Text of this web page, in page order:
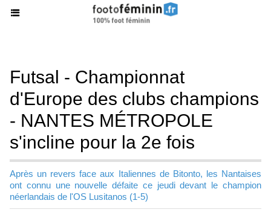
Futsal - Championnat
d'Europe des clubs champions
- NANTES MÉTROPOLE
s'incline pour la 2e fois
Après un revers face aux Italiennes de Bitonto, les Nantaises
ont connu une nouvelle défaite ce jeudi devant le champion
néerlandais de l'OS Lusitanos (1-5)